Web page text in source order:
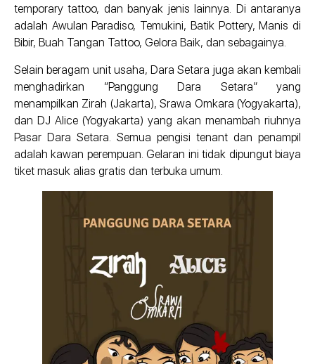
temporary tattoo, dan banyak jenis lainnya. Di antaranya
adalah Awulan Paradiso, Temukini, Batik Pottery, Manis di
Bibir, Buah Tangan Tattoo, Gelora Baik, dan sebagainya.
Selain beragam unit usaha, Dara Setara juga akan kembali
menghadirkan “Panggung Dara Setara” yang
menampilkan Zirah (Jakarta), Srawa Omkara (Yogyakarta),
dan DJ Alice (Yogyakarta) yang akan menambah riuhnya
Pasar Dara Setara. Semua pengisi tenant dan penampil
adalah kawan perempuan. Gelaran ini tidak dipungut biaya
tiket masuk alias gratis dan terbuka umum.